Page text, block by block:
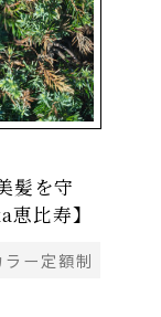
髪を守
比寿】
ー定額制